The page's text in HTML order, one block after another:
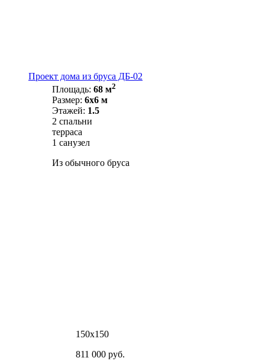
Проект дома из бруса ДБ-02
Площадь: 68 м2
Размер: 6х6 м
Этажей: 1.5
2 спальни
терраса
1 санузел
Из обычного бруса
150х150
811 000 руб.